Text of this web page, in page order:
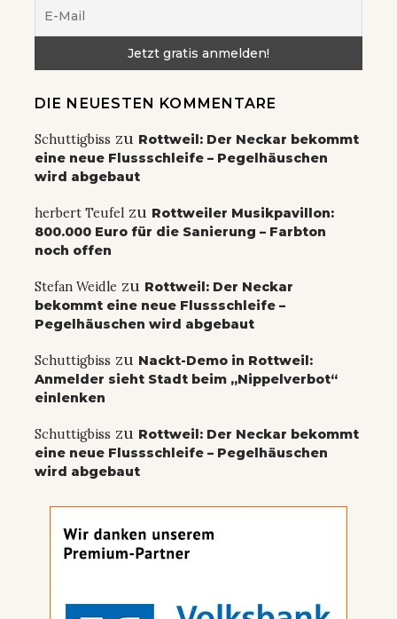
DIE NEUESTEN KOMMENTARE
Schuttigbiss zu Rottweil: Der Neckar bekommt
eine neue Flussschleife – Pegelhäuschen
wird abgebaut
herbert Teufel zu Rottweiler Musikpavillon:
800.000 Euro für die Sanierung – Farbton
noch offen
Stefan Weidle zu Rottweil: Der Neckar
bekommt eine neue Flussschleife –
Pegelhäuschen wird abgebaut
Schuttigbiss zu Nackt-Demo in Rottweil:
Anmelder sieht Stadt beim „Nippelverbot“
einlenken
Schuttigbiss zu Rottweil: Der Neckar bekommt
eine neue Flussschleife – Pegelhäuschen
wird abgebaut